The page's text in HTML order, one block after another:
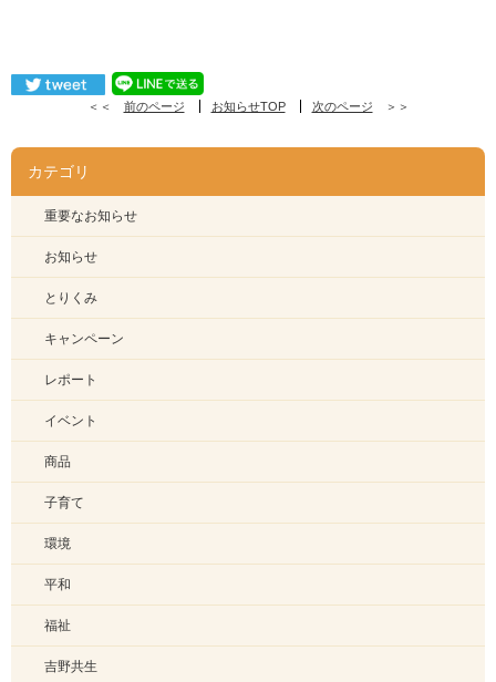
＜＜ 前のページ お知らせTOP 次のページ ＞＞
カテゴリ
重要なお知らせ
お知らせ
とりくみ
キャンペーン
レポート
イベント
商品
子育て
環境
平和
福祉
吉野共生